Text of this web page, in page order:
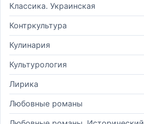
Классика. Украинская
Контркультура
Кулинария
Культурология
Лирика
Любовные романы